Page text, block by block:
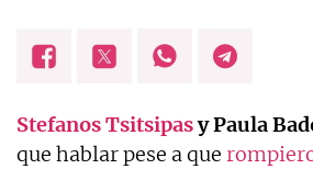
Stefanos Tsitsipasy Paula
que hablar pese a que